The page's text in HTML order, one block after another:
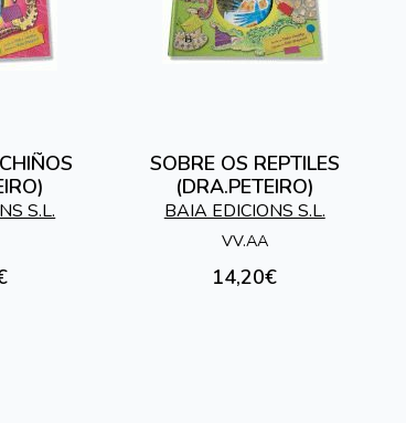
S.L.
SOBRE OS REPTILES
(DRA.PETEIRO)
BAIA EDICIONS S.L.
VV.AA
14,20€